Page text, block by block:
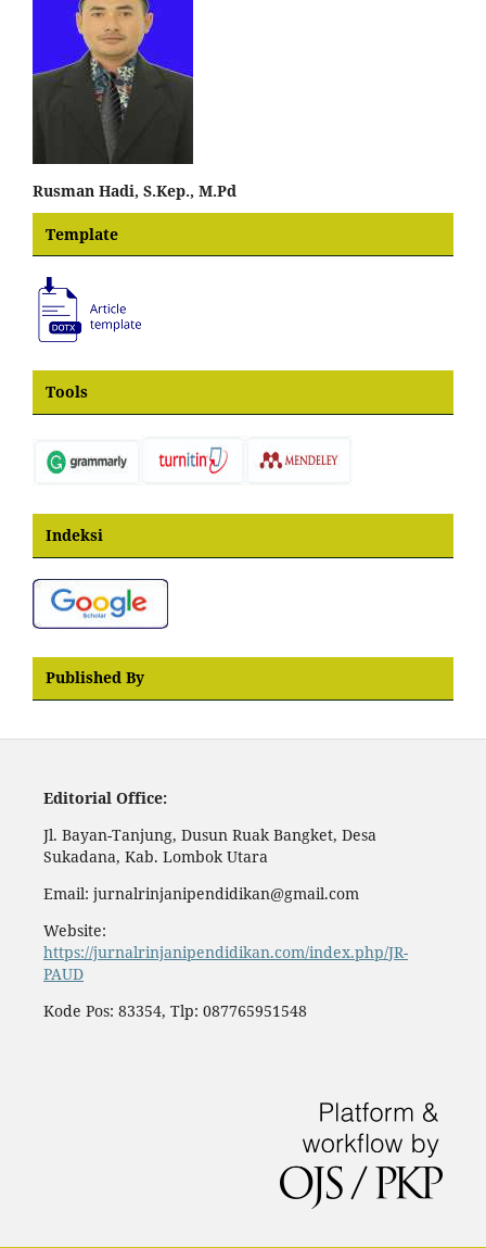
Rusman Hadi, S.Kep., M.Pd
Template
Tools
Indeksi
Published By
Editorial Office:
Jl. Bayan-Tanjung, Dusun Ruak Bangket, Desa
Sukadana, Kab. Lombok Utara
Email: jurnalrinjanipendidikan@gmail.com
Website:
https://jurnalrinjanipendidikan.com/index.php/JR-
PAUD
Kode Pos: 83354, Tlp: 087765951548